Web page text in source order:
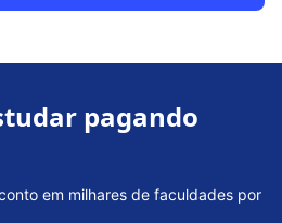
pagando
em milhares de faculdades por